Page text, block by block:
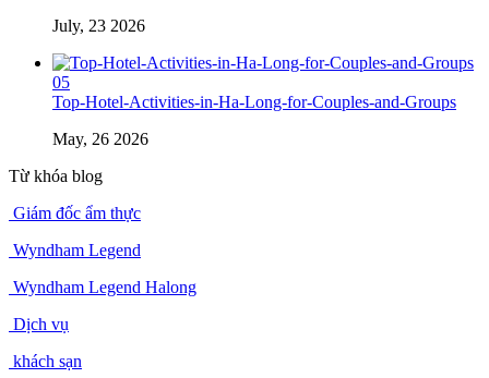
July, 23 2026
05
Top-Hotel-Activities-in-Ha-Long-for-Couples-and-Groups
May, 26 2026
Từ khóa blog
Giám đốc ẩm thực
Wyndham Legend
Wyndham Legend Halong
Dịch vụ
khách sạn